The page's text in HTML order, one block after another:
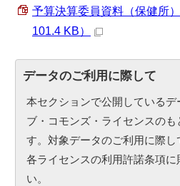
予算決算委員資料（保健所
101.4 KB）
データのご利用に際して
本セクションで公開しているデ
ブ・コモンズ・ライセンスのも
す。対象データのご利用に際
各ライセンスの利用許諾条項に
い。